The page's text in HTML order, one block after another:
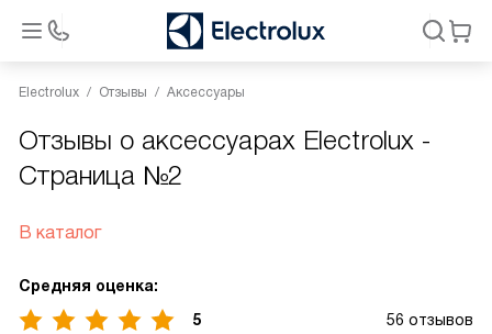
Electrolux Отзывы Аксессуары
Отзывы о аксессуарах Electrolux -
Страница №2
В каталог
Средняя оценка:
5
56 отзывов